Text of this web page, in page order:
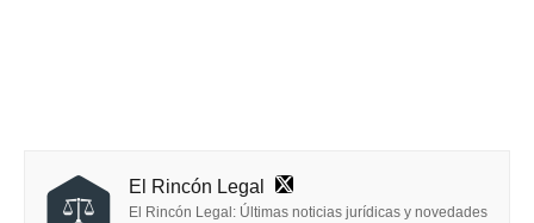
El Rincón Legal
El Rincón Legal: Últimas noticias jurídicas y novedades